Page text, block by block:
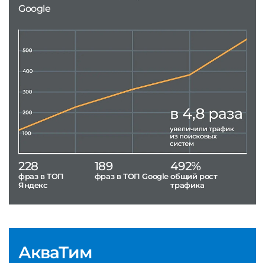
АкваТим
Google
228
фраз в ТОП
Яндекс
189
фраз в ТОП Google
492%
общий рост
трафика